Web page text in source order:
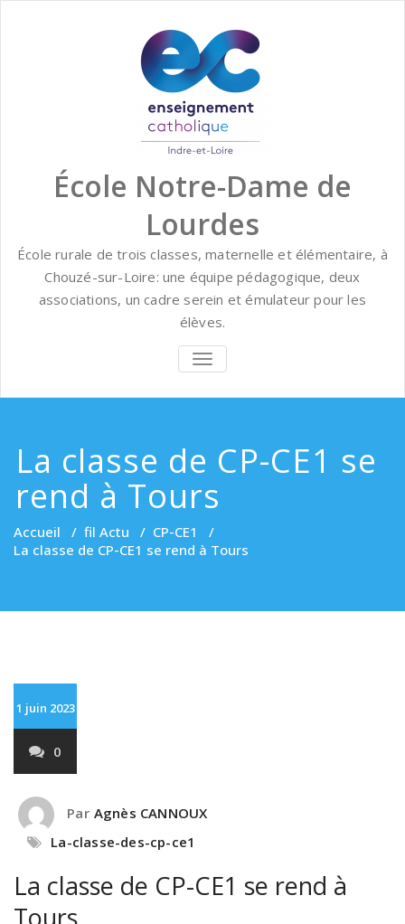
École Notre-Dame de
Lourdes
École rurale de trois classes, maternelle et élémentaire, à
Chouzé-sur-Loire: une équipe pédagogique, deux
associations, un cadre serein et émulateur pour les
élèves.
BASCULER
LA
La classe de CP-CE1 se
rend à Tours
Accueil / fil Actu / CP-CE1
/
La classe de CP-CE1 se rend à Tours
1 juin 2023
0
Par Agnès CANNOUX
La-classe-des-cp-ce1
La classe de CP-CE1 se rend à
Tours